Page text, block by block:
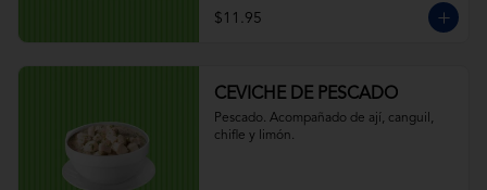
$11.95
CEVICHE DE PESCADO
Pescado. Acompañado de ají, canguil,
chifle y limón.